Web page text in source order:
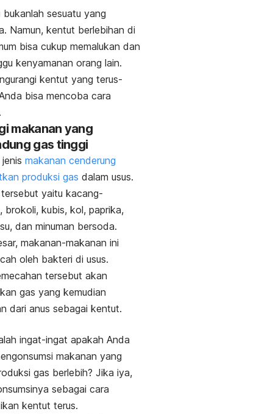
bukanlah sesuatu yang
Namun, kentut berlebihan di
bisa cukup memalukan dan
kenyamanan orang lain.
kentut yang terus-
bisa mencoba cara
makanan yang
gas tinggi
makanan cenderung
produksi gas dalam usus.
yaitu kacang-
brokoli, kubis, kol, paprika,
dan minuman bersoda.
makanan-makanan ini
oleh bakteri di usus.
tersebut akan
gas yang kemudian
dari anus sebagai kentut.
ingat-ingat apakah Anda
makanan yang
gas berlebih? Jika iya,
sebagai cara
kentut terus.